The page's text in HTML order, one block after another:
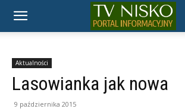
TELEWIZJA
NISKO
Aktualności
Lasowianka jak nowa
9 października 2015